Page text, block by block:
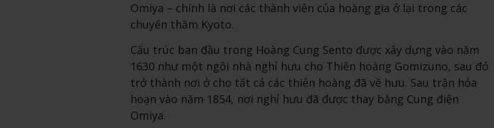
Omiya – chính là nơi các thành viên của hoàng gia ở lại trong các
chuyến thăm Kyoto.
Cấu trúc ban đầu trong Hoàng Cung Sento được xây dựng vào năm
1630 như một ngôi nhà nghỉ hưu cho Thiên hoàng Gomizuno, sau đó
trở thành nơi ở cho tất cả các thiên hoàng đã về hưu. Sau trận hỏa
hoạn vào năm 1854, nơi nghỉ hưu đã được thay bằng Cung điện
Omiya.